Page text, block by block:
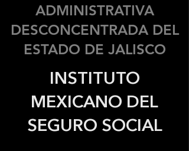
ADMINISTRATIVA
DESCONCENTRADA DEL
ESTADO DE JALISCO
INSTITUTO
MEXICANO DEL
SEGURO SOCIAL